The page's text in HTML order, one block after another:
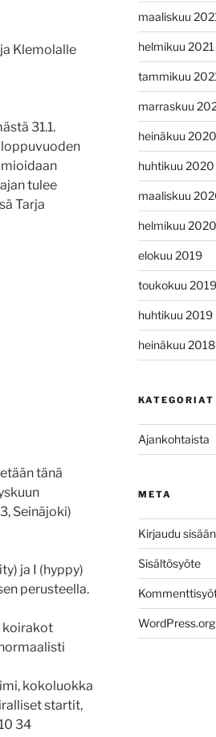
Klemolalle
31.1.
tulee
Tarja
tänä
Seinäjoki)
ja I (hyppy)
perusteella.
koirakot
kokoluokka
startit,
34
maaliskuu
helmikuu 2021
tammikuu
marraskuu
heinäkuu 2020
huhtikuu 2020
maaliskuu
helmikuu 2020
elokuu 2019
toukokuu 2019
huhtikuu 2019
heinäkuu 2018
KATEGORIAT
Ajankohtaista
META
Kirjaudu sisään
Sisältösyöte
WordPress.org